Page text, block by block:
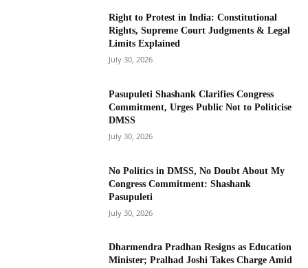
Right to Protest in India: Constitutional
Rights, Supreme Court Judgments & Legal
Limits Explained
July 30, 2026
Pasupuleti Shashank Clarifies Congress
Commitment, Urges Public Not to Politicise
DMSS
July 30, 2026
No Politics in DMSS, No Doubt About My
Congress Commitment: Shashank
Pasupuleti
July 30, 2026
Dharmendra Pradhan Resigns as Education
Minister; Pralhad Joshi Takes Charge Amid